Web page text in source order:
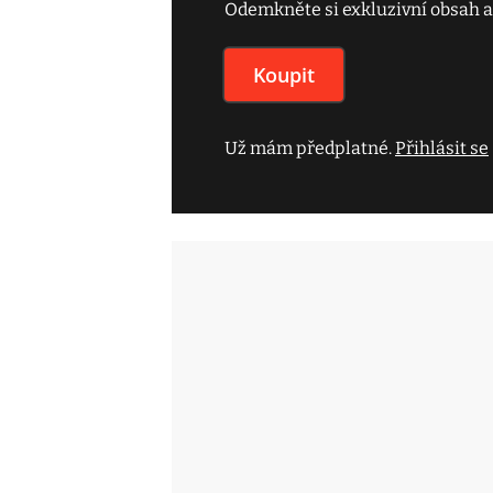
Odemkněte si exkluzivní obsah
Koupit
Už mám předplatné.Přihlásit se